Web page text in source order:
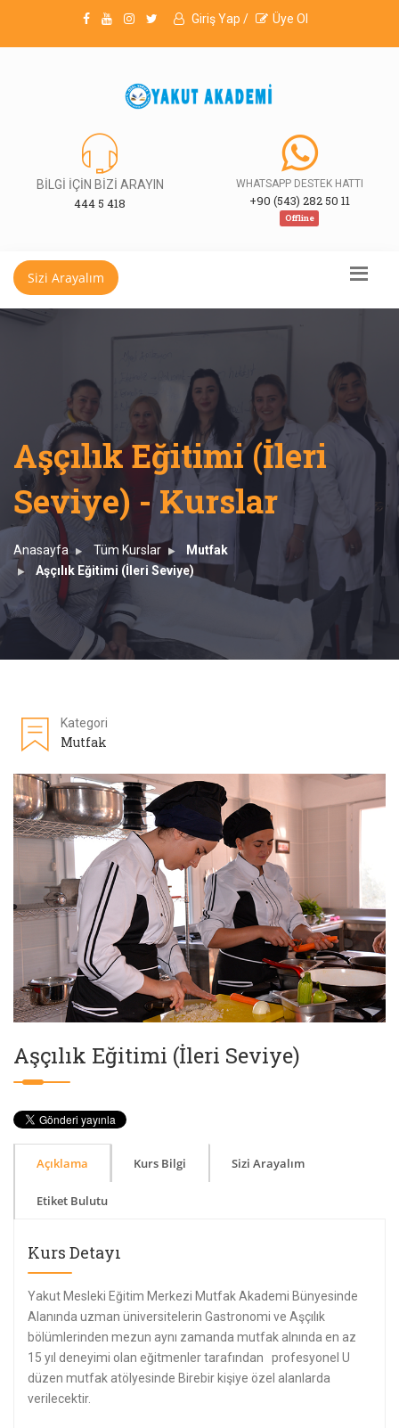
Giriş Yap / Üye Ol
BİLGİ İÇİN BİZİ ARAYIN
444 5 418
WHATSAPP DESTEK HATTI
+90 (543) 282 50 11
Offline
Sizi Arayalım
Aşçılık Eğitimi (İleri
Seviye) - Kurslar
Anasayfa Tüm Kurslar
Mutfak
Aşçılık Eğitimi (İleri Seviye)
Kategori
Mutfak
Aşçılık Eğitimi (İleri Seviye)
Açıklama Kurs Bilgi Sizi Arayalım
Etiket Bulutu
Kurs Detayı
Yakut Mesleki Eğitim Merkezi Mutfak Akademi Bünyesinde
Alanında uzman üniversitelerin Gastronomi ve Aşçılık
bölümlerinden mezun aynı zamanda mutfak alnında en az
15 yıl deneyimi olan eğitmenler tarafından profesyonel U
düzen mutfak atölyesinde Birebir kişiye özel alanlarda
verilecektir.